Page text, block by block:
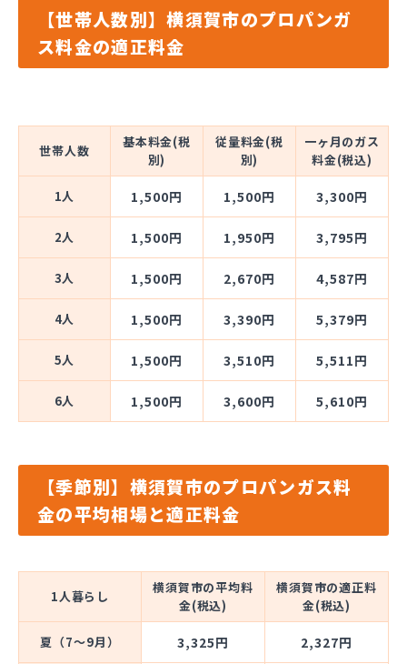
【世帯人数別】横須賀市のプロパンガ
ス料金の適正料金
世帯人数
基本料金(税
別)
従量料金(税
別)
一ヶ月のガス
料金(税込)
1人 1,500円 1,500円 3,300円
2人 1,500円 1,950円 3,795円
3人 1,500円 2,670円 4,587円
4人 1,500円 3,390円 5,379円
5人 1,500円 3,510円 5,511円
6人 1,500円 3,600円 5,610円
【季節別】横須賀市のプロパンガス料
金の平均相場と適正料金
1人暮らし
横須賀市の平均料
金(税込)
横須賀市の適正料
金(税込)
夏（7～9月） 3,325円 2,327円